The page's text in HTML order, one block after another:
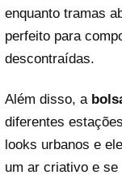
enquanto tramas
perfeito para
descontraídas.
Além disso, a
diferentes
looks urbanos e
um ar criativo e se